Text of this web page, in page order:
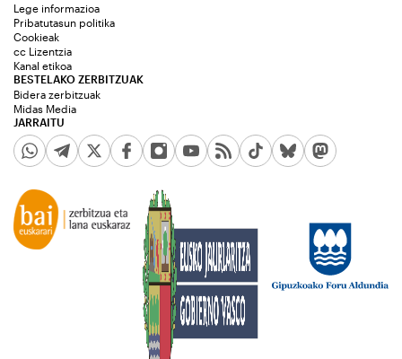
JARRAITU
Lege informazioa
Pribatutasun politika
Cookieak
cc Lizentzia
Kanal etikoa
BESTELAKO ZERBITZUAK
Bidera zerbitzuak
Midas Media